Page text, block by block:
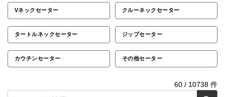
Vネックセーター クルーネックセーター
タートルネックセーター ジップセーター
カウチンセーター その他セーター
60 / 10738 件